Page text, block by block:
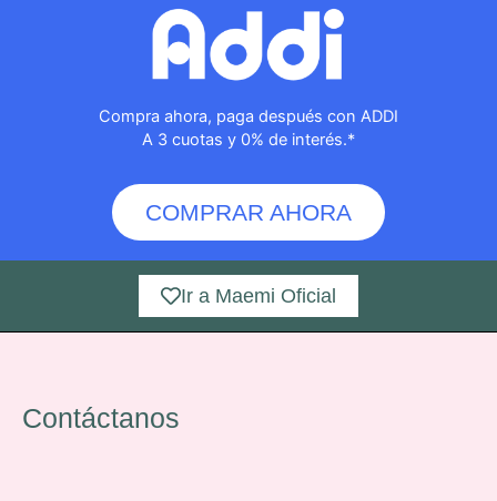
Compra ahora, paga después con ADDI
A 3 cuotas y 0% de interés.*
COMPRAR AHORA
Ir a Maemi Oficial
Contáctanos